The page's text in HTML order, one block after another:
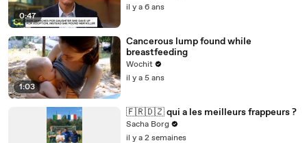
0:47
il y a 6 ans
1:03
Cancerous lump found while
breastfeeding
Wochit
il y a 5 ans
🇫🇷🇩🇿 qui a les meilleurs frappeurs ?
Sacha Borg
il y a 2 semaines